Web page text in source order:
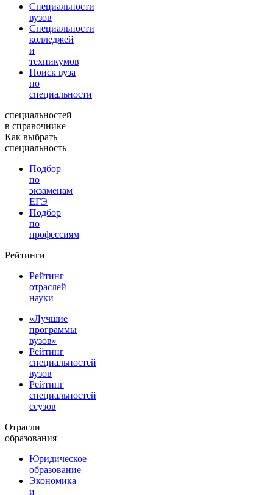
Специальности
вузов
Специальности
колледжей
и
техникумов
Поиск вуза
по
специальности
специальностей
в справочнике
Как выбрать
специальность
Подбор
по
экзаменам
ЕГЭ
Подбор
по
профессиям
Рейтинги
Рейтинг
отраслей
науки
«Лучшие
программы
вузов»
Рейтинг
специальностей
вузов
Рейтинг
специальностей
ссузов
Отрасли
образования
Юридическое
образование
Экономика
и